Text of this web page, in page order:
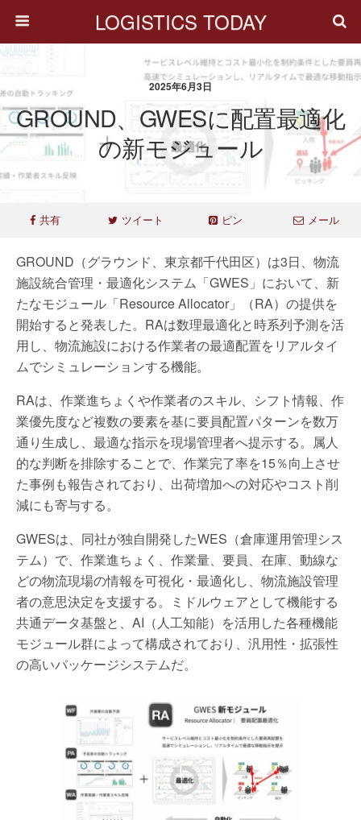
LOGISTICS TODAY
2025年6月3日
GROUND、GWESに配置最適化
の新モジュール
共有 ツイート ピン メール
GROUND（グラウンド、東京都千代田区）は3日、物流
施設統合管理・最適化システム「GWES」において、新
たなモジュール「Resource Allocator」（RA）の提供を
開始すると発表した。RAは数理最適化と時系列予測を活
用し、物流施設における作業者の最適配置をリアルタイ
ムでシミュレーションする機能。
RAは、作業進ちょくや作業者のスキル、シフト情報、作
業優先度など複数の要素を基に要員配置パターンを数万
通り生成し、最適な指示を現場管理者へ提示する。属人
的な判断を排除することで、作業完了率を15％向上させ
た事例も報告されており、出荷増加への対応やコスト削
減にも寄与する。
GWESは、同社が独自開発したWES（倉庫運用管理シス
テム）で、作業進ちょく、作業量、要員、在庫、動線な
どの物流現場の情報を可視化・最適化し、物流施設管理
者の意思決定を支援する。ミドルウェアとして機能する
共通データ基盤と、AI（人工知能）を活用した各種機能
モジュール群によって構成されており、汎用性・拡張性
の高いパッケージシステムだ。